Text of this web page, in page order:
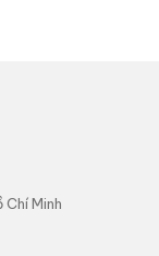
Chí Minh